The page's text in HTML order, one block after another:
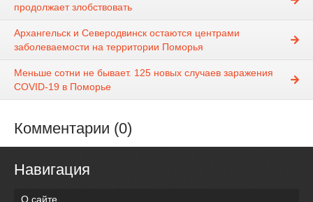
продолжает злобствовать
Архангельск и Северодвинск остаются центрами
заболеваемости на территории Поморья
Меньше сотни не бывает. 125 новых случаев заражения
COVID-19 в Поморье
Комментарии (0)
Навигация
О сайте